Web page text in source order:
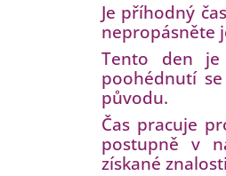
Je příhodný
nepropásněte
Tento den je
poohédnutí
původu.
Čas pracuje
postupně v
získané